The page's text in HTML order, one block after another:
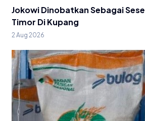
Jokowi Dinobatkan Sebagai
Timor Di Kupang
2 Aug 2026